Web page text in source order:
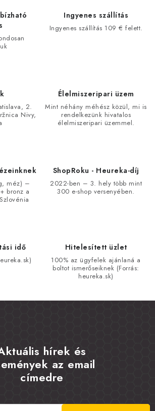
Ingyenes szállítás
Ingyenes szállítás 109 € felett.
2.
Nivy,
Élelmiszeripari üzem
Mint néhány méhész közül, mi is
rendelkezünk hivatalos
élelmiszeripari üzemmel.
méz) –
bronz a
ShopRoku - Heureka-díj
2022-ben – 3. hely több mint
300 e-shop versenyében.
idő Hitelesített üzlet
100% az ügyfelek ajánlaná a
boltot ismerőseiknek (Forrás:
heureka.sk)
hírek és
az email
címedre